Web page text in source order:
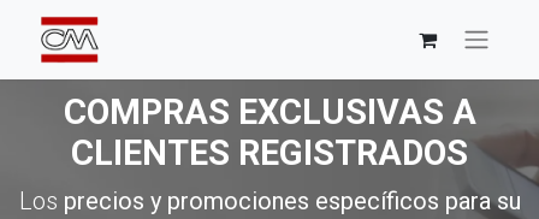
COMPRAS EXCLUSIVAS A
CLIENTES REGISTRADOS
Los precios y promociones específicos para su